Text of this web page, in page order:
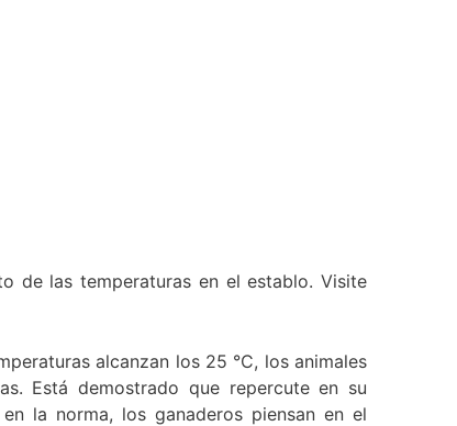
de las temperaturas en el establo. Visite
alcanzan los 25 °C, los animales
Está demostrado que repercute en su
la norma, los ganaderos piensan en el